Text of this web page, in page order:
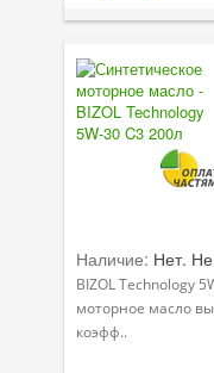
Наличие: Нет. Не
BIZOL Technology
моторное масло
коэфф..